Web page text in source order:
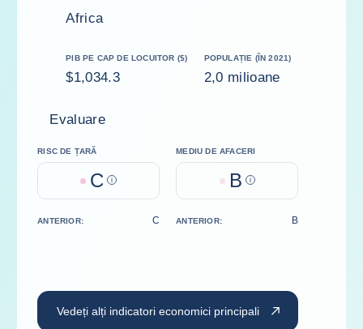
Africa
PIB PE CAP DE LOCUITOR ($)
$1,034.3
POPULAȚIE (ÎN 2021)
2,0 milioane
Evaluare
RISC DE ȚARĂ
C Help
MEDIU DE AFACERI
B Help
ANTERIOR: C ANTERIOR: B
Vedeți alți indicatori economici principali